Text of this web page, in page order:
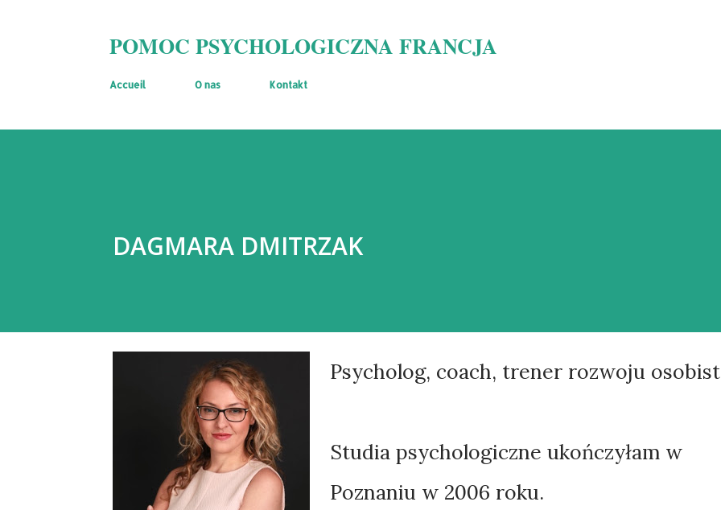
POMOC PSYCHOLOGICZNA FRANCJA
Accueil O nas Kontakt
DAGMARA DMITRZAK
Psycholog, coach, trener rozwoju
Studia psychologiczne ukończyłam w
Poznaniu w 2006 roku.